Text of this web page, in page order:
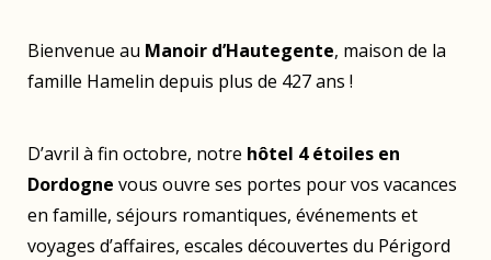
Bienvenue au Manoir d’Hautegente, maison de la
famille Hamelin depuis plus de 427 ans !
D’avril à fin octobre, notre hôtel 4 étoiles en
Dordogne vous ouvre ses portes pour vos vacances
en famille, séjours romantiques, événements et
voyages d’affaires, escales découvertes du Périgord